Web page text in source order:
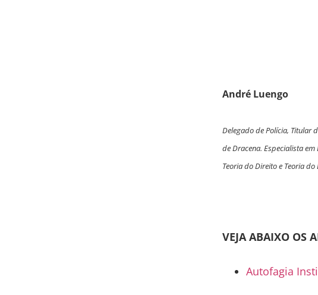
André Luengo
Delegado de Polícia, Titular
de Dracena. Especialista
Teoria do Direito e Teoria do
VEJA ABAIXO OS
Autofagia